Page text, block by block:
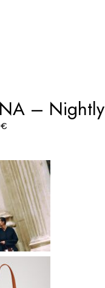
– Nightly
€